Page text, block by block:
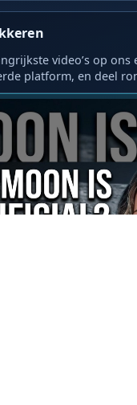
video’s op ons
platform, en deel